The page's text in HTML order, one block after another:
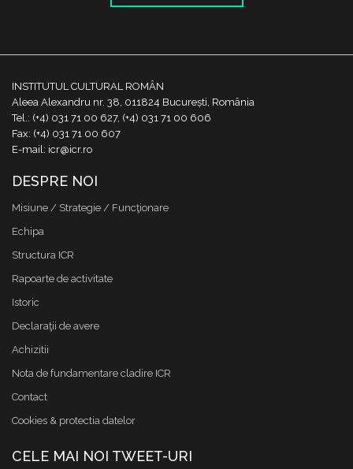
INSTITUTUL CULTURAL ROMÂN
Aleea Alexandru nr. 38, 011824 București, România
Tel.: (+4) 031 71 00 627, (+4) 031 71 00 606
Fax: (+4) 031 71 00 607
E-mail: icr@icr.ro
DESPRE NOI
Misiune / Strategie / Funcţionare
Echipa
Structura ICR
Rapoarte de activitate
Istoric
Declaraţii de avere
Achizitii
Nota de fundamentare cladire ICR
Contact
Cookies & protectia datelor
CELE MAI NOI TWEET-URI